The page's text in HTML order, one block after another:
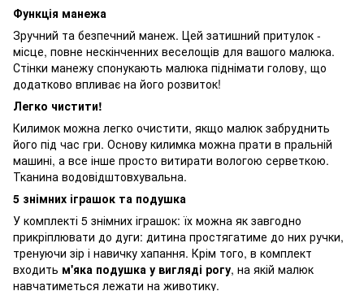
Функція манежа
Зручний та безпечний манеж. Цей затишний притулок -
місце, повне нескінченних веселощів для вашого малюка.
Стінки манежу спонукають малюка піднімати голову, що
додатково впливає на його розвиток!
Легко чистити!
Килимок можна легко очистити, якщо малюк забруднить
його під час гри. Основу килимка можна прати в пральній
машині, а все інше просто витирати вологою серветкою.
Тканина водовідштовхувальна.
5 знімних іграшок та подушка
У комплекті 5 знімних іграшок: їх можна як завгодно
прикріплювати до дуги: дитина простягатиме до них ручки,
тренуючи зір і навичку хапання. Крім того, в комплект
входить м'яка подушка у вигляді рогу, на якій малюк
навчатиметься лежати на животику.